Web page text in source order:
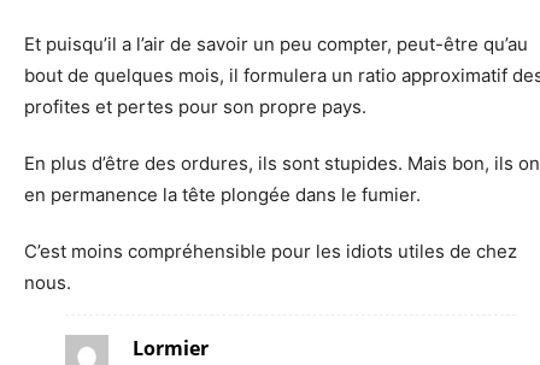
Et puisqu’il a l’air de savoir un peu compter, peut-être qu’au
bout de quelques mois, il formulera un ratio approximatif
profites et pertes pour son propre pays.
En plus d’être des ordures, ils sont stupides. Mais bon, ils
en permanence la tête plongée dans le fumier.
C’est moins compréhensible pour les idiots utiles de chez
nous.
Lormier